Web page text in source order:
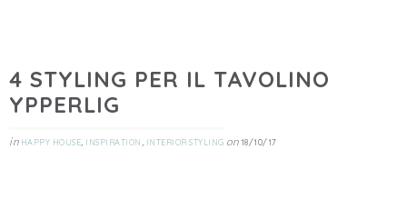
4 STYLING PER IL TAVOLINO
YPPERLIG
in HAPPY HOUSE, INSPIRATION , INTERIOR STYLING on18/10/17